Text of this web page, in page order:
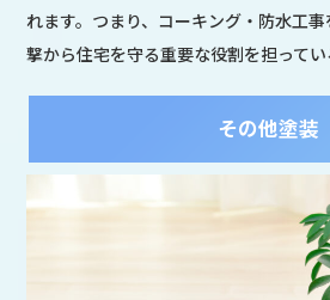
れます。つまり、コーキング・防水工
撃から住宅を守る重要な役割を担ってい
その他塗装